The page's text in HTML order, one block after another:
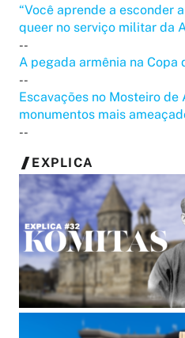
“Você aprende a esconder
queer no serviço militar da
--
A pegada armênia na Copa
--
Escavações no Mosteiro
monumentos mais
--
EXPLICA